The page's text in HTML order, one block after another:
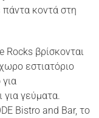
πάντα κοντά στη
Rocks βρίσκονται
εστιατόριο
για γεύματα.
Bistro and Bar, το